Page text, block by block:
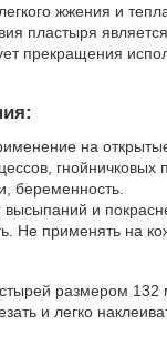
жжения и
пластыря
прекращения
на
гнойничковых
беременность.
высыпаний и
Не применять на
размером 132
и легко